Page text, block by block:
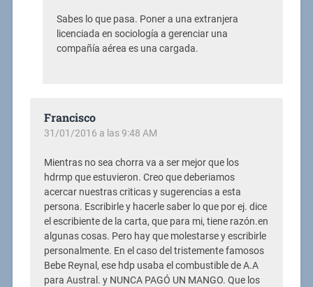
Sabes lo que pasa. Poner a una extranjera
licenciada en sociología a gerenciar una
compañía aérea es una cargada.
Francisco
31/01/2016 a las 9:48 AM
Mientras no sea chorra va a ser mejor que los
hdrmp que estuvieron. Creo que deberiamos
acercar nuestras criticas y sugerencias a esta
persona. Escribirle y hacerle saber lo que por ej. dice
el escribiente de la carta, que para mi, tiene razón.en
algunas cosas. Pero hay que molestarse y escribirle
personalmente. En el caso del tristemente famosos
Bebe Reynal, ese hdp usaba el combustible de A.A
para Austral. y NUNCA PAGÓ UN MANGO. Que los